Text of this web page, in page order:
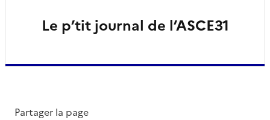
Le p’tit journal de l’ASCE31
Partager la page